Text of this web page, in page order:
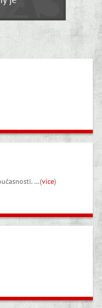
…(více)